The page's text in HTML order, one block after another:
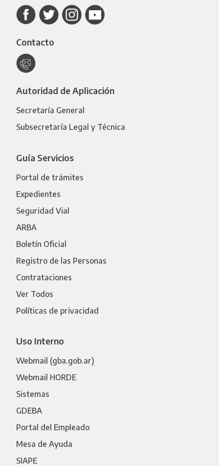
Contacto
Autoridad de Aplicación
Secretaría General
Subsecretaría Legal y Técnica
Guía Servicios
Portal de trámites
Expedientes
Seguridad Vial
ARBA
Boletín Oficial
Registro de las Personas
Contrataciones
Ver Todos
Políticas de privacidad
Uso Interno
Webmail (gba.gob.ar)
Webmail HORDE
Sistemas
GDEBA
Portal del Empleado
Mesa de Ayuda
SIAPE